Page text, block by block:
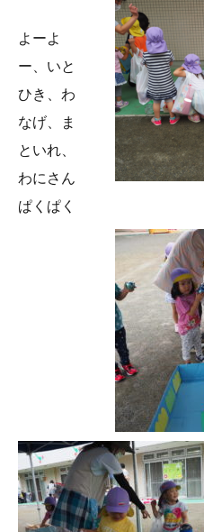
よーよ
ー、いと
ひき、わ
なげ、ま
といれ、
わにさん
ぱくぱく